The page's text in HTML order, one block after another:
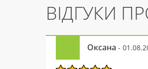
ВІДГУКИ
Оксана -